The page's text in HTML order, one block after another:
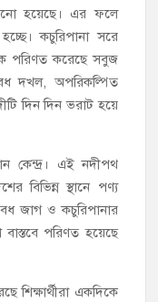
হয়েছে। এর ফলে
হচ্ছে। কচুরিপানা সরে
পরিণত করেছে সবুজ
দখল, অপরিকল্পিত
দিন দিন ভরাট হয়ে
কেন্দ্র। এই নদীপথ
বিভিন্ন স্থানে পণ্য
জাগ ও কচুরিপানার
পরিণত হয়েছে
শিক্ষার্থীরা একদিকে